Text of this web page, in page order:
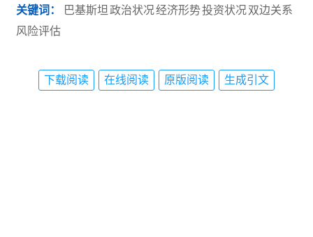
关键词：
巴基斯坦 政治状况经济形势投资状况双边关系
风险评估
下载阅读 在线阅读 原版阅读 生成引文